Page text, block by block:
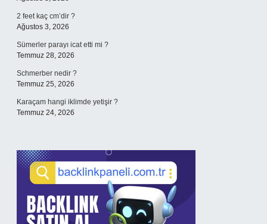
2 feet kaç cm’dir ?
Ağustos 3, 2026
Sümerler parayı icat etti mi ?
Temmuz 28, 2026
Schmerber nedir ?
Temmuz 25, 2026
Karaçam hangi iklimde yetişir ?
Temmuz 24, 2026